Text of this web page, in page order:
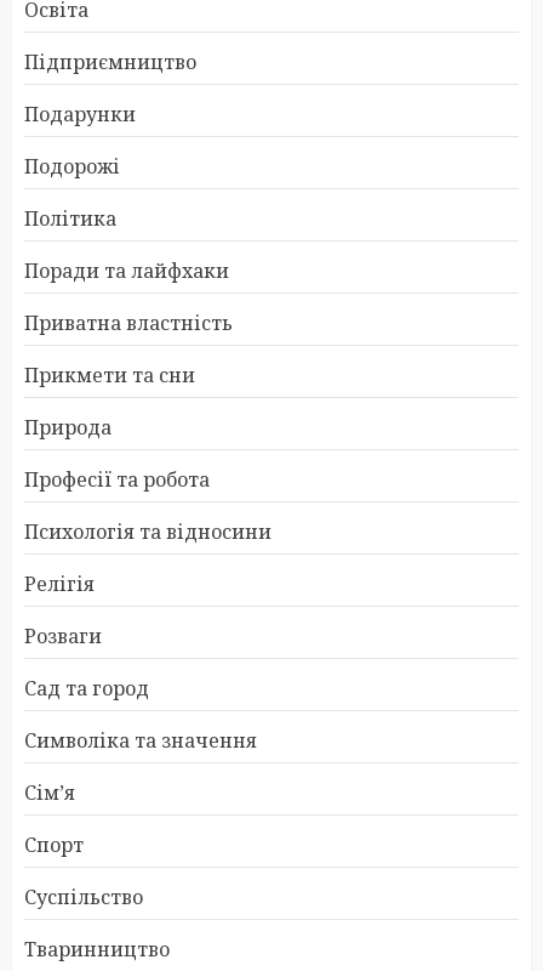
Освіта
Підприємництво
Подарунки
Подорожі
Політика
Поради та лайфхаки
Приватна властність
Прикмети та сни
Природа
Професії та робота
Психологія та відносини
Релігія
Розваги
Сад та город
Символіка та значення
Сім’я
Спорт
Суспільство
Тваринництво